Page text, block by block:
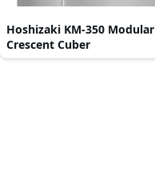
Hoshizaki KM-350 Modular
Crescent Cuber